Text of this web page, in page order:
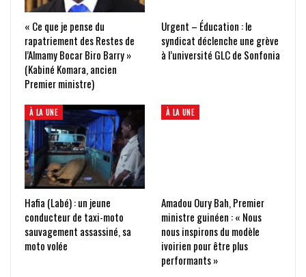
« Ce que je pense du
rapatriement des Restes de
l’Almamy Bocar Biro Barry »
(Kabiné Komara, ancien
Premier ministre)
Urgent – Éducation : le
syndicat déclenche une grève
à l’université GLC de Sonfonia
À LA UNE
Hafia (Labé) : un jeune
conducteur de taxi-moto
sauvagement assassiné, sa
moto volée
À LA UNE
Amadou Oury Bah, Premier
ministre guinéen : « Nous
nous inspirons du modèle
ivoirien pour être plus
performants »